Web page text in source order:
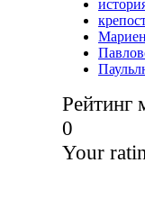
Рейтинг
0
Your